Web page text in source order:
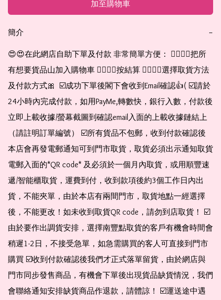
加至購物車
簡介 −
😍😍在此網店自助下單及付款 非常簡單方便： 👉🏻👉🏻把所
有想要貨品山加入購物車 👉🏻👉🏻按結算 👉🏻👉🏻選擇取貨方法
及付款方式🎀  ☑️成功下單後閣下會收到Email確認👍( ☑️請於
24小時內完成付款，如用PayMe,轉數快，銀行入數，付款後
立即上載收據/螢幕截圖到確認email入面的上載收據鏈結上
（請註明訂單編號） ☑️所有貨品不包郵，收到付款確認後
本店會再發電郵通知可到門市取貨，取貨必須出示通知取貨
電郵入面的*QR code* 及必須於一個月內取貨，或用順豐速
遞/智能櫃取貨，運費到付，收到款項後約3個工作日內出
貨，不能夾單，由於本店有兩間門市，取貨地點一經選擇
後，不能更改！如未收到取貨QR code，請勿到店取貨！ ☑️
由於要作出調貨安排，選擇南豐點取貨的客戶有機會時間會
稍遲1-2日，不接受急單，如急需購買的客人可直接到門市
購買 ☑️收到付款確認後我們才正式落單留貨，由於網店與
門市同步發售商品，有機會下單後出現貨品缺貨情況，我們
會聯絡通知安排缺貨商品作退款，請體諒！ ☑️運送途中遇